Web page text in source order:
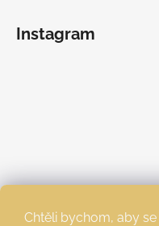
Chtěli bychom, aby
Instagram